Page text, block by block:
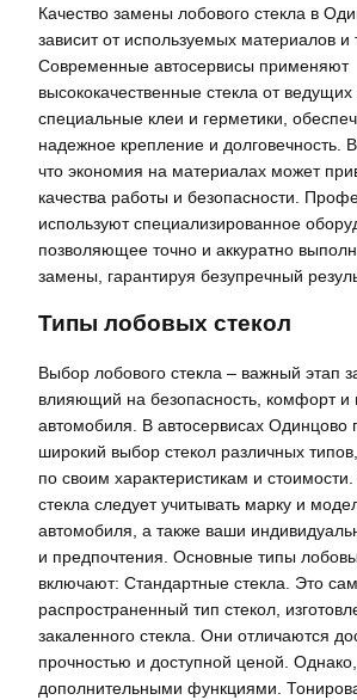
Качество замены лобового стекла в
зависит от используемых материалов и
Современные автосервисы применяют
высококачественные стекла от ведущих
специальные клеи и герметики,
надежное крепление и долговечность.
что экономия на материалах может
качества работы и безопасности.
используют специализированное
позволяющее точно и аккуратно
замены, гарантируя безупречный
Типы лобовых стекол
Выбор лобового стекла – важный этап
влияющий на безопасность, комфорт и
автомобиля. В автосервисах Одинцово
широкий выбор стекол различных
по своим характеристикам и
стекла следует учитывать марку и
автомобиля, а также ваши
и предпочтения. Основные типы
включают: Стандартные стекла. Это
распространенный тип стекол,
закаленного стекла. Они отличаются
прочностью и доступной ценой.
дополнительными функциями.